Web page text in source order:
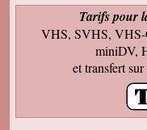
ferai de la
François M
Bien reçu!
bientôt pour du
Le colis est
de Noël, c'était
pouvoir passer
Tarifs pour
VHS, SVHS,
miniDV,
et transfert